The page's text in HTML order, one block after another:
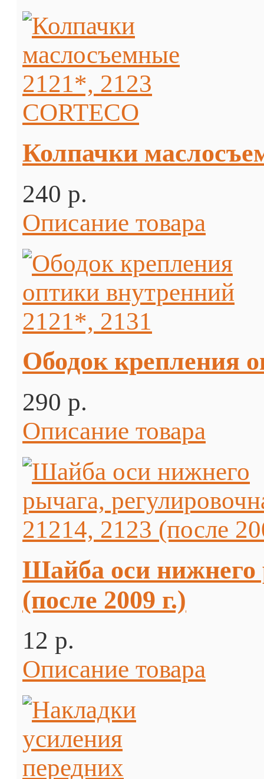
Колпачки
240 p.
Описание товара
Ободок крепления
290 p.
Описание товара
Шайба оси нижнего
(после 2009 г.)
12 p.
Описание товара